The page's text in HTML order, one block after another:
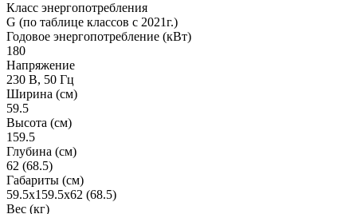
Класс энергопотребления
G (по таблице классов c 2021г.)
Годовое энергопотребление (кВт)
180
Напряжение
230 В, 50 Гц
Ширина (см)
59.5
Высота (см)
159.5
Глубина (см)
62 (68.5)
Габариты (см)
59.5x159.5x62 (68.5)
Вес (кг)